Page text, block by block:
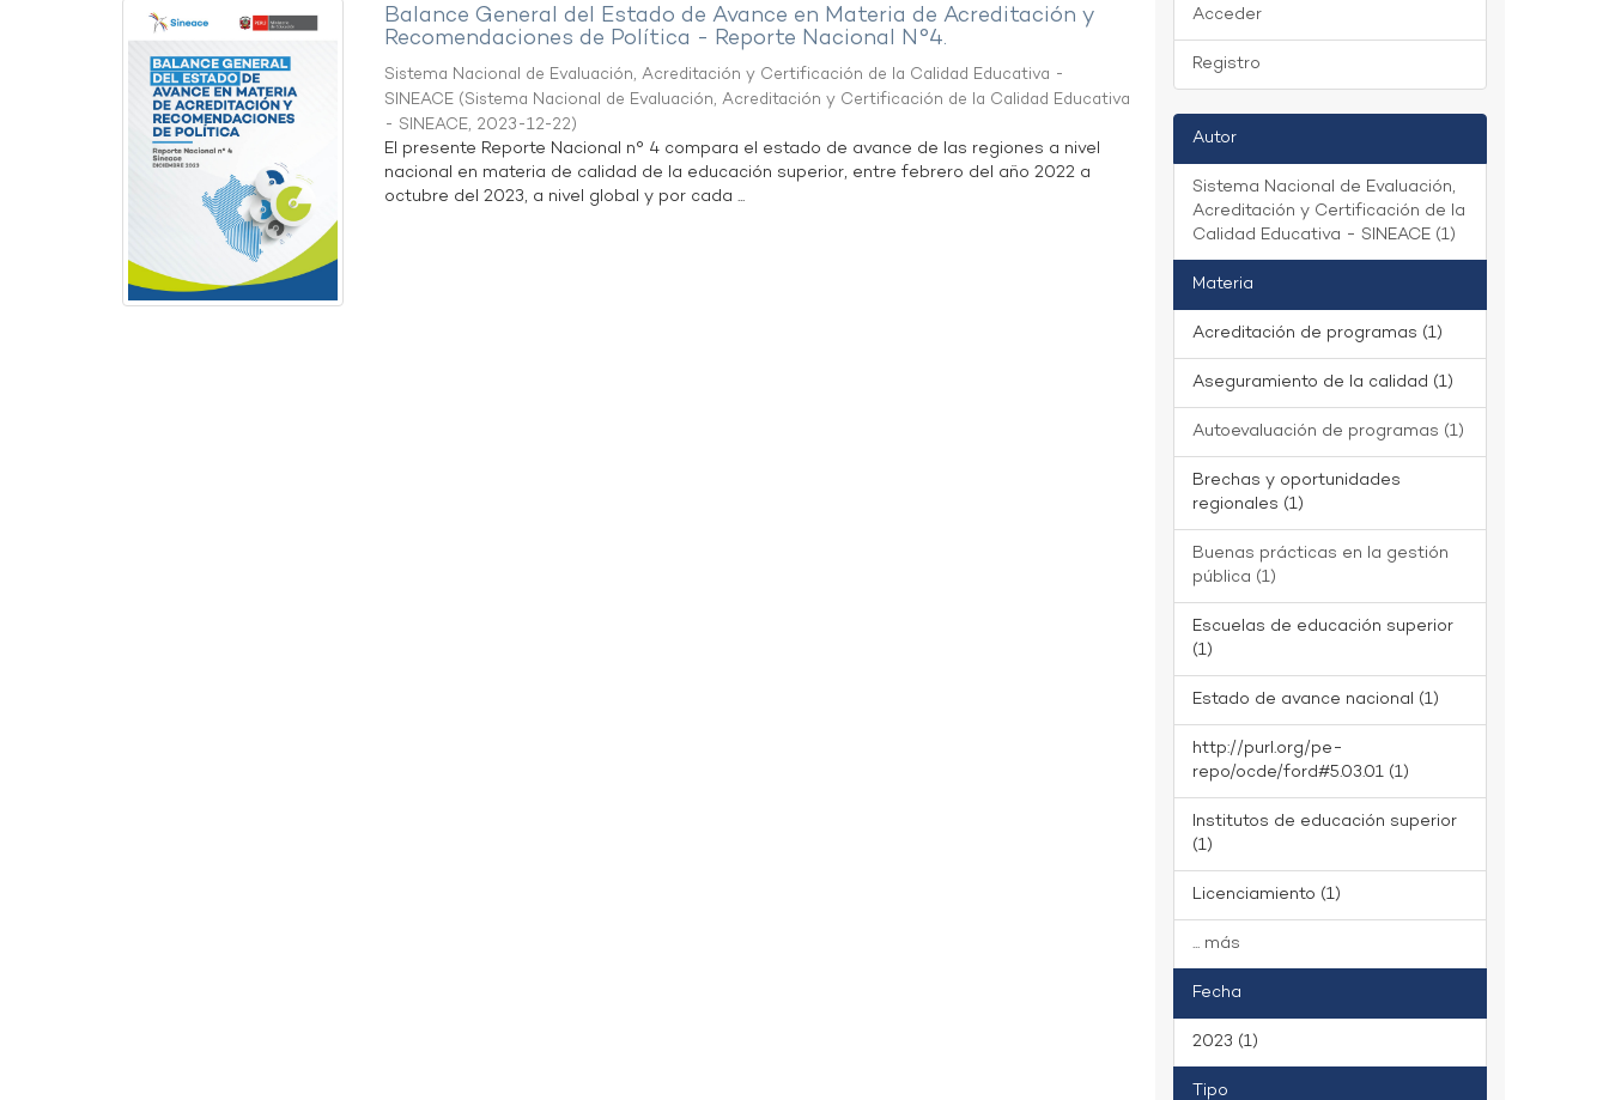
Balance General del Estado de Avance en Materia de Acreditación y
Recomendaciones de Política - Reporte Nacional N°4.
Sistema Nacional de Evaluación, Acreditación y Certificación de la Calidad Educativa -
SINEACE (Sistema Nacional de Evaluación, Acreditación y Certificación de la Calidad Educativa
- SINEACE, 2023-12-22)
El presente Reporte Nacional n° 4 compara el estado de avance de las regiones a nivel
nacional en materia de calidad de la educación superior, entre febrero del año 2022 a
octubre del 2023, a nivel global y por cada ...
Acceder
Registro
Autor
Sistema Nacional de Evaluación,
Acreditación y Certificación de la
Calidad Educativa - SINEACE (1)
Materia
Acreditación de programas (1)
Aseguramiento de la calidad (1)
Autoevaluación de programas (1)
Brechas y oportunidades
regionales (1)
Buenas prácticas en la gestión
pública (1)
Escuelas de educación superior
(1)
Estado de avance nacional (1)
http://purl.org/pe-
repo/ocde/ford#5.03.01 (1)
Institutos de educación superior
(1)
Licenciamiento (1)
... más
Fecha
2023 (1)
Tipo